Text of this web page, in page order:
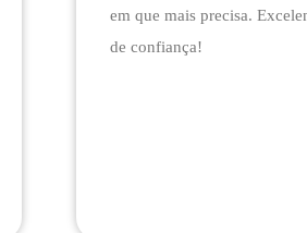
em que mais precisa.
de confiança!